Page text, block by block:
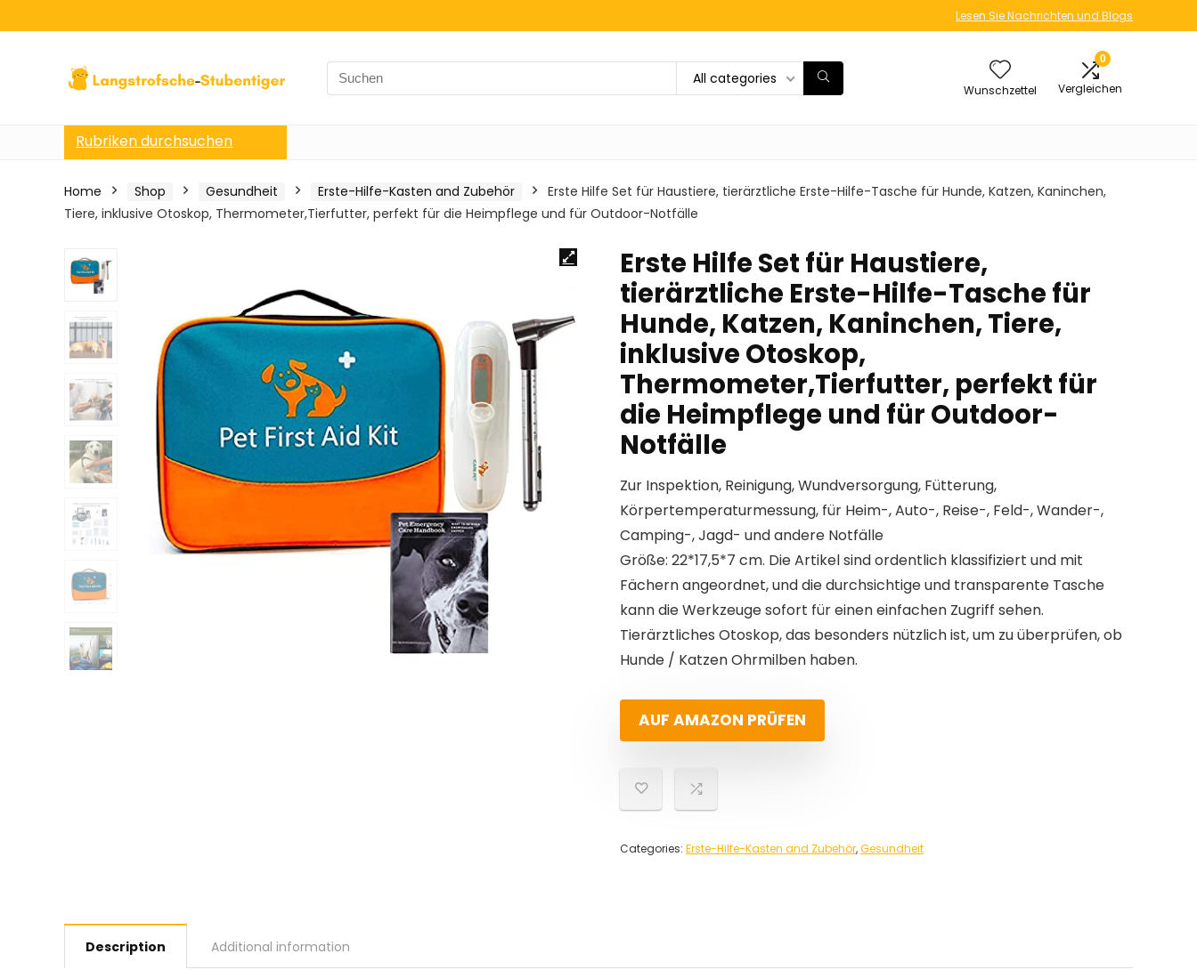
Lesen Sie Nachrichten und Blogs
Search
for:
All categories
Wunschzettel
0
Vergleichen
Rubriken durchsuchen
Home Shop Gesundheit Erste-Hilfe-Kasten and Zubehör
Erste Hilfe Set für Haustiere, tierärztliche Erste-Hilfe-Tasche für Hunde, Katzen, Kaninchen,
Tiere, inklusive Otoskop, Thermometer,Tierfutter, perfekt für die Heimpflege und für Outdoor-Notfälle
Erste Hilfe Set für Haustiere,
tierärztliche Erste-Hilfe-Tasche für
Hunde, Katzen, Kaninchen, Tiere,
inklusive Otoskop,
Thermometer,Tierfutter, perfekt für
die Heimpflege und für Outdoor-
Notfälle
Zur Inspektion, Reinigung, Wundversorgung, Fütterung,
Körpertemperaturmessung, für Heim-, Auto-, Reise-, Feld-, Wander-,
Camping-, Jagd- und andere Notfälle
Größe: 22*17,5*7 cm. Die Artikel sind ordentlich klassifiziert und mit
Fächern angeordnet, und die durchsichtige und transparente Tasche
kann die Werkzeuge sofort für einen einfachen Zugriff sehen.
Tierärztliches Otoskop, das besonders nützlich ist, um zu überprüfen, ob
Hunde / Katzen Ohrmilben haben.
AUF AMAZON PRÜFEN
Categories: Erste-Hilfe-Kasten and Zubehör,Gesundheit
Description Additional information